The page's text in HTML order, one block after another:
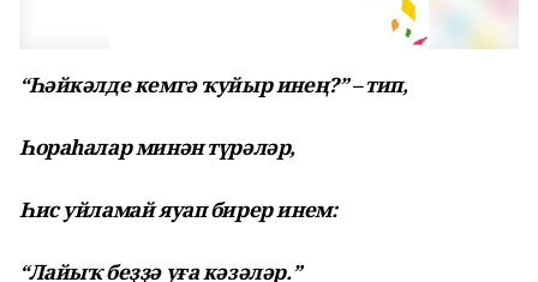
“Һәйкәлде кемгә ҡуйыр инең?” – тип,
Һораһалар минән түрәләр,
Һис уйламай яуап бирер инем:
“Лайыҡ беҙҙә уға кәзәләр.”